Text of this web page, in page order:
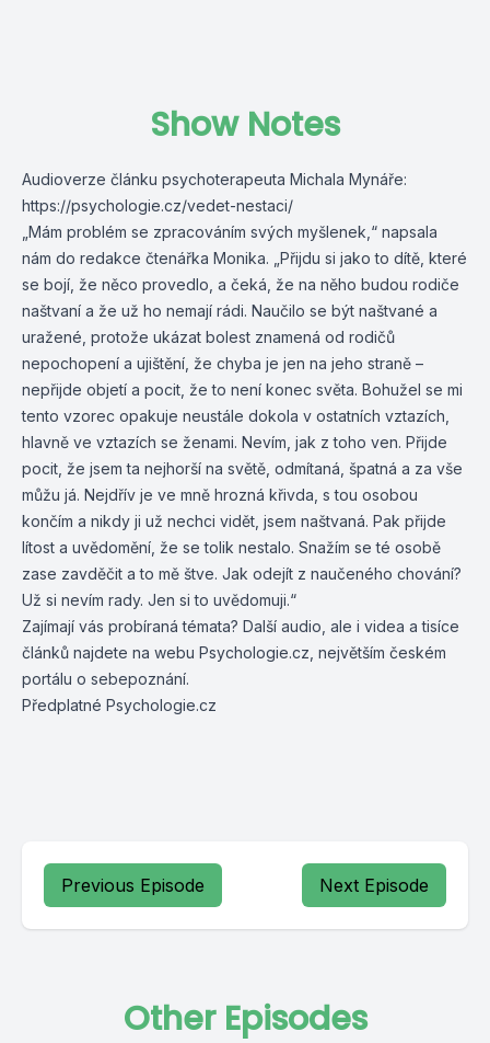
Show Notes
Audioverze článku psychoterapeuta Michala Mynáře:
https://psychologie.cz/vedet-nestaci/
„Mám problém se zpracováním svých myšlenek,“ napsala
nám do redakce čtenářka Monika. „Přijdu si jako to dítě, které
se bojí, že něco provedlo, a čeká, že na něho budou rodiče
naštvaní a že už ho nemají rádi. Naučilo se být naštvané a
uražené, protože ukázat bolest znamená od rodičů
nepochopení a ujištění, že chyba je jen na jeho straně –
nepřijde objetí a pocit, že to není konec světa. Bohužel se mi
tento vzorec opakuje neustále dokola v ostatních vztazích,
hlavně ve vztazích se ženami. Nevím, jak z toho ven. Přijde
pocit, že jsem ta nejhorší na světě, odmítaná, špatná a za vše
můžu já. Nejdřív je ve mně hrozná křivda, s tou osobou
končím a nikdy ji už nechci vidět, jsem naštvaná. Pak přijde
lítost a uvědomění, že se tolik nestalo. Snažím se té osobě
zase zavděčit a to mě štve. Jak odejít z naučeného chování?
Už si nevím rady. Jen si to uvědomuji.“
Zajímají vás probíraná témata? Další audio, ale i videa a tisíce
článků najdete na webu Psychologie.cz , největším českém
portálu o sebepoznání.
Předplatné Psychologie.cz
Previous Episode Next Episode
Other Episodes